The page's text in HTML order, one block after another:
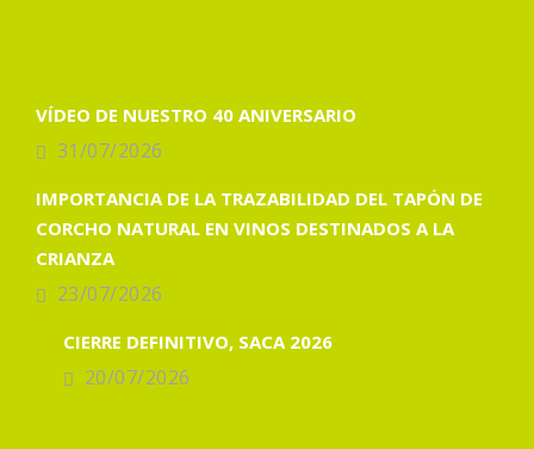
VÍDEO DE NUESTRO 40 ANIVERSARIO
31/07/2026
IMPORTANCIA DE LA TRAZABILIDAD DEL TAPÓN DE
CORCHO NATURAL EN VINOS DESTINADOS A LA
CRIANZA
23/07/2026
CIERRE DEFINITIVO, SACA 2026
20/07/2026